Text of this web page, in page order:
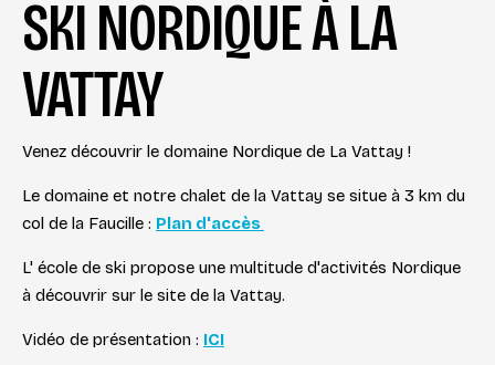
SKI NORDIQUE À LA
VATTAY
Venez découvrir le domaine Nordique de La Vattay !
Le domaine et notre chalet de la Vattay se situe à 3 km du
col de la Faucille : Plan d'accès
L' école de ski propose une multitude d'activités Nordique
à découvrir sur le site de la Vattay.
Vidéo de présentation : ICI